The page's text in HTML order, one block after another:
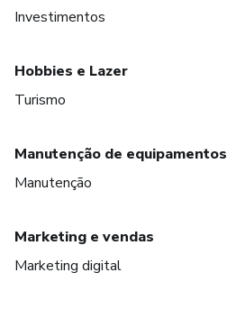
Investimentos
Hobbies e Lazer
Turismo
Manutenção de equipamentos
Manutenção
Marketing e vendas
Marketing digital